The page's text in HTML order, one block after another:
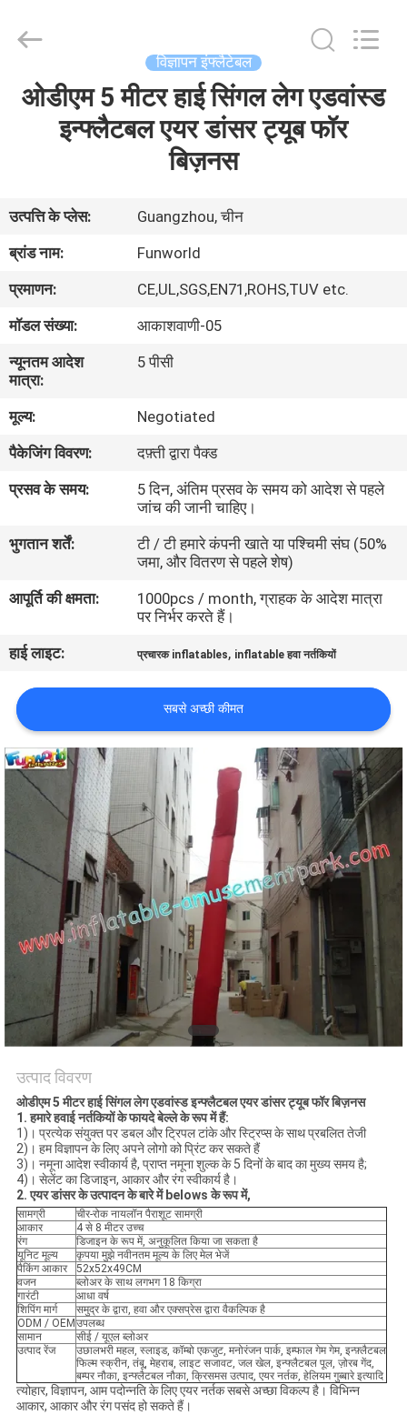
घर
वीडियो
बारे
में
कारखाना
भ्रमण
गुणवत्ता
NEWS
साइटमैप
PRIVACY
POLICY
Limited.
विज्ञापन इंफ्लैटेबल
ओडीएम 5 मीटर हाई सिंगल लेग एडवांस्ड
इन्फ्लैटबल एयर डांसर ट्यूब फॉर
बिज़नस
उत्पत्ति के प्लेस:
Guangzhou, चीन
ब्रांड नाम:
Funworld
प्रमाणन:
CE,UL,SGS,EN71,ROHS,TUV etc.
मॉडल संख्या:
आकाशवाणी-05
न्यूनतम आदेश
मात्रा:
5 पीसी
मूल्य:
Negotiated
पैकेजिंग विवरण:
दफ़्ती द्वारा पैक्ड
प्रसव के समय:
5 दिन, अंतिम प्रसव के समय को आदेश से पहले
जांच की जानी चाहिए।
भुगतान शर्तें:
टी / टी हमारे कंपनी खाते या पश्चिमी संघ (50%
जमा, और वितरण से पहले शेष)
आपूर्ति की क्षमता:
1000pcs / month, ग्राहक के आदेश मात्रा
पर निर्भर करते हैं।
हाई लाइट:
प्रचारक inflatables, inflatable हवा नर्तकियों
सबसे अच्छी कीमत
उत्पाद विवरण
ओडीएम 5 मीटर हाई सिंगल लेग एडवांस्ड इन्फ्लैटबल एयर डांसर ट्यूब फॉर बिज़नस
1. हमारे हवाई नर्तकियों के फायदे बेल्ले के रूप में हैं:
1)। प्रत्येक संयुक्त पर डबल और ट्रिपल टांके और स्ट्रिप्स के साथ प्रबलित तेजी
2)। हम विज्ञापन के लिए अपने लोगो को प्रिंट कर सकते हैं
3)। नमूना आदेश स्वीकार्य है, प्राप्त नमूना शुल्क के 5 दिनों के बाद का मुख्य समय है;
4)। सेलेंट का डिजाइन, आकार और रंग स्वीकार्य है।
2. एयर डांसर के उत्पादन के बारे में belows के रूप में,
सामग्री
चीर-रोक नायलॉन पैराशूट सामग्री
आकार
4 से 8 मीटर उच्च
रंग
डिजाइन के रूप में, अनुकूलित किया जा सकता है
यूनिट मूल्य
कृपया मुझे नवीनतम मूल्य के लिए मेल भेजें
पैकिंग आकार
52x52x49CM
वजन
ब्लोअर के साथ लगभग 18 किग्रा
गारंटी
आधा वर्ष
शिपिंग मार्ग
समुद्र के द्वारा, हवा और एक्सप्रेस द्वारा वैकल्पिक है
ODM / OEM उपलब्ध
सामान
सीई / यूएल ब्लोअर
उत्पाद रेंज
उछालभरी महल, स्लाइड, कॉम्बो एकजुट, मनोरंजन पार्क, इम्फाल गेम गेम, इन्फ़्लैटबल
फिल्म स्क्रीन, तंबू, मेहराब, लाइट सजावट, जल खेल, इन्फ्लैटबल पूल, ज़ोरब गेंद,
बम्पर नौका, इन्फ्लैटबल नौका, क्रिसमस उत्पाद, एयर नर्तक, हेलियम गुब्बारे इत्यादि
त्योहार, विज्ञापन, आम पदोन्नति के लिए एयर नर्तक सबसे अच्छा विकल्प है। विभिन्न
आकार, आकार और रंग पसंद हो सकते हैं।